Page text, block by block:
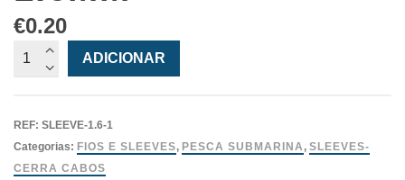
€0.20
Quantidade
ADICIONAR
REF: SLEEVE-1.6-1
Categorias: FIOS E SLEEVES, PESCA SUBMARINA , SLEEVES-
CERRA CABOS